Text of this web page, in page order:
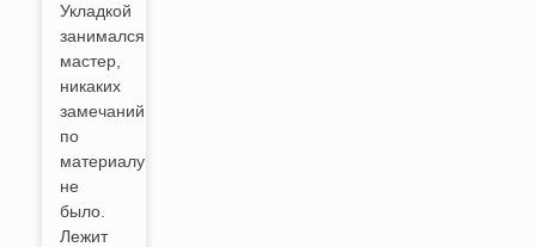
Укладкой
занимался
мастер,
никаких
замечаний
по
материалу
не
было.
Лежит